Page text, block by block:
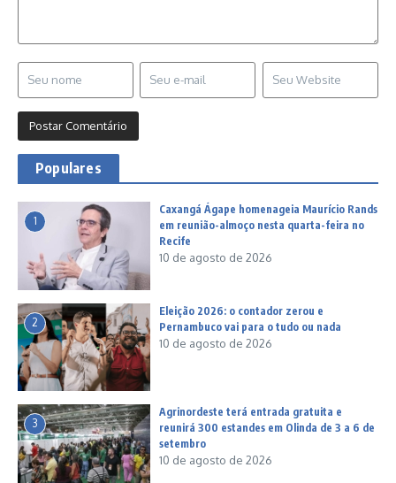
Populares
1
Caxangá Ágape homenageia Maurício Rands
em reunião-almoço nesta quarta-feira no
Recife
10 de agosto de 2026
2
Eleição 2026: o contador zerou e
Pernambuco vai para o tudo ou nada
10 de agosto de 2026
3
Agrinordeste terá entrada gratuita e
reunirá 300 estandes em Olinda de 3 a 6 de
setembro
10 de agosto de 2026